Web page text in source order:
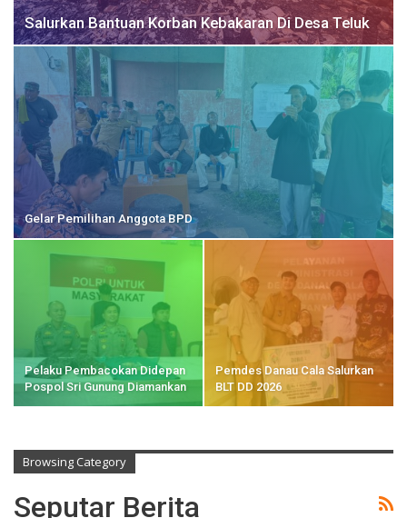
Salurkan Bantuan Korban Kebakaran Di Desa Teluk
Gelar Pemilihan Anggota BPD
Pelaku Pembacokan Didepan
Pospol Sri Gunung Diamankan
Pemdes Danau Cala Salurkan
BLT DD 2026
Browsing Category
Seputar Berita